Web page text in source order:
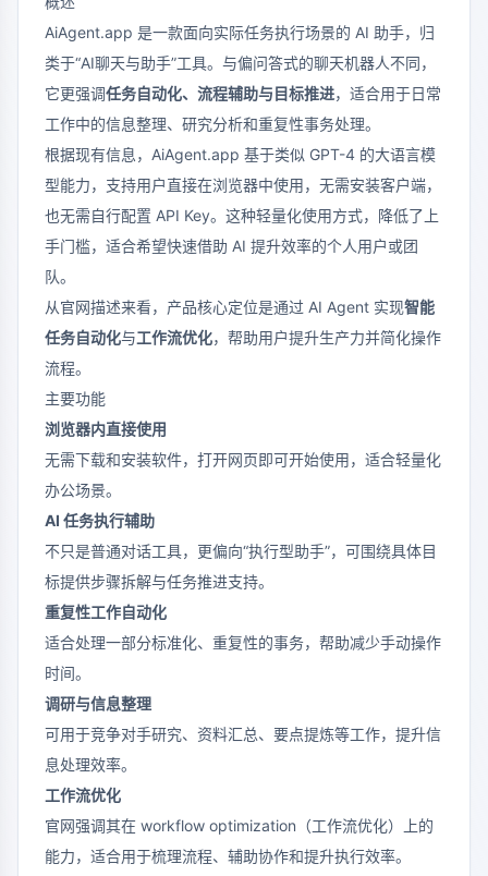
AiAgent.app 是一款面向实际任务执行场景的 AI 助手，归
类于“AI聊天与助手”工具。与偏问答式的聊天机器人不同，
它更强调任务自动化、流程辅助与目标推进，适合用于日常
工作中的信息整理、研究分析和重复性事务处理。
根据现有信息，AiAgent.app 基于类似 GPT-4 的大语言模
型能力，支持用户直接在浏览器中使用，无需安装客户端，
也无需自行配置 API Key。这种轻量化使用方式，降低了上
手门槛，适合希望快速借助 AI 提升效率的个人用户或团
队。
从官网描述来看，产品核心定位是通过 AI Agent 实现智能
任务自动化与工作流优化，帮助用户提升生产力并简化操作
流程。
主要功能
浏览器内直接使用
无需下载和安装软件，打开网页即可开始使用，适合轻量化
办公场景。
AI 任务执行辅助
不只是普通对话工具，更偏向“执行型助手”，可围绕具体目
标提供步骤拆解与任务推进支持。
重复性工作自动化
适合处理一部分标准化、重复性的事务，帮助减少手动操作
时间。
调研与信息整理
可用于竞争对手研究、资料汇总、要点提炼等工作，提升信
息处理效率。
工作流优化
官网强调其在 workflow optimization（工作流优化）上的
能力，适合用于梳理流程、辅助协作和提升执行效率。